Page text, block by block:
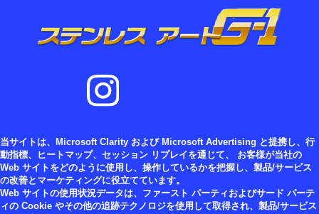
当サイトは、Microsoft Clarity および Microsoft Advertising と提携し、行
動指標、ヒートマップ、セッション リプレイを通じて、 お客様が当社の
Web サイトをどのように使用し、操作しているかを把握し、製品/サービス
の改善とマーケティングに役立てています。
Web サイトの使用状況データは、ファースト パーティおよびサード パーテ
ィの Cookie やその他の追跡テクノロジを使用して取得され、製品/サービス